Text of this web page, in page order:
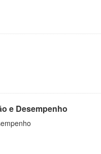
e Desempenho